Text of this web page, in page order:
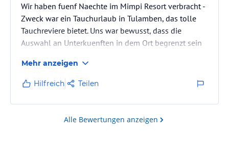
Wir haben fuenf Naechte im Mimpi Resort verbracht -
Zweck war ein Tauchurlaub in Tulamben, das tolle
Tauchreviere bietet. Uns war bewusst, dass die
Auswahl an Unterkuenften in dem Ort begrenzt sein
einigermassen ansprechendem Internet-Auftritt und
guten Empfehlungen hier bei holidaycheck. Mimpi ist
uebrigens indonesisch und steht fuer "Traum" (fuer
uns ging die Sache jedoch eher Richtung Albtraum...)
Leider wurde das ganze ein Reinfall - das Hotel
Mehr anzeigen
Hilfreich Teilen
Alle Bewertungen anzeigen